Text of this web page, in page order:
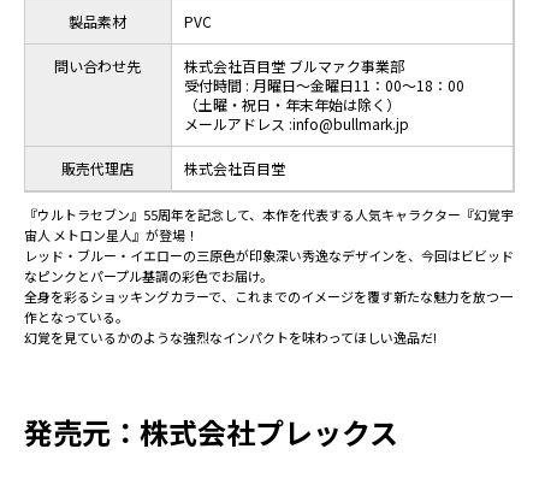
製品素材 PVC
問い合わせ先
株式会社百目堂 ブルマァク事業部
受付時間 : 月曜日～金曜日11：00～18：00
（土曜・祝日・年末年始は除く）
メールアドレス :info@bullmark.jp
販売代理店 株式会社百目堂
『ウルトラセブン』55周年を記念して、本作を代表する人気キャラクター『幻覚宇
宙人 メトロン星人』が登場！
レッド・ブルー・イエローの三原色が印象深い秀逸なデザインを、今回はビビッド
なピンクとパープル基調の彩色でお届け。
全身を彩るショッキングカラーで、これまでのイメージを覆す新たな魅力を放つ一
作となっている。
幻覚を見ているかのような強烈なインパクトを味わってほしい逸品だ!
発売元：株式会社プレックス